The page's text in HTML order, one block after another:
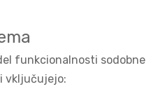
funkcionalnosti sodobne
vključujejo: